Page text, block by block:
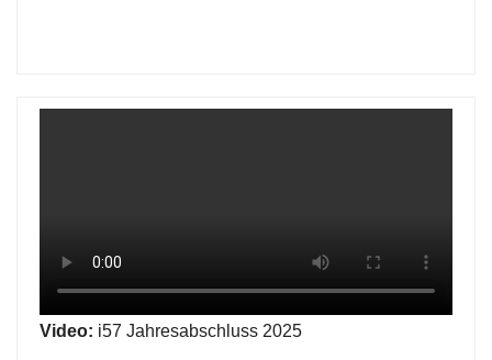
Video: i57 Jahresabschluss 2025